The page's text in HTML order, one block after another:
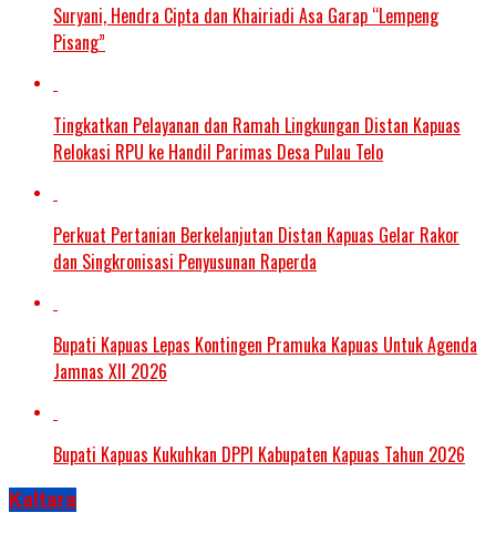
Suryani, Hendra Cipta dan Khairiadi Asa Garap “Lempeng
Pisang”
Tingkatkan Pelayanan dan Ramah Lingkungan Distan Kapuas
Relokasi RPU ke Handil Parimas Desa Pulau Telo
Perkuat Pertanian Berkelanjutan Distan Kapuas Gelar Rakor
dan Singkronisasi Penyusunan Raperda
Bupati Kapuas Lepas Kontingen Pramuka Kapuas Untuk Agenda
Jamnas XII 2026
Bupati Kapuas Kukuhkan DPPI Kabupaten Kapuas Tahun 2026
Kaltara